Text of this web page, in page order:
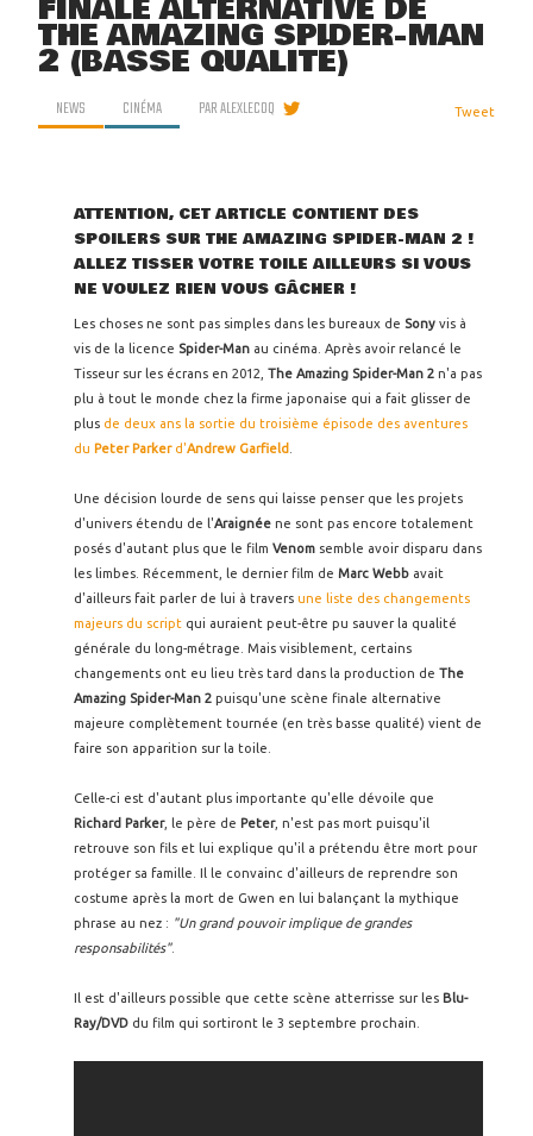
FINALE ALTERNATIVE DE
THE AMAZING SPIDER-MAN
2 (BASSE QUALITÉ)
NEWS CINÉMA PARALEXLECOQ Tweet
ATTENTION, CET ARTICLE CONTIENT DES
SPOILERS SUR THE AMAZING SPIDER-MAN 2 !
ALLEZ TISSER VOTRE TOILE AILLEURS SI VOUS
NE VOULEZ RIEN VOUS GÂCHER !
Les choses ne sont pas simples dans les bureaux de Sony vis à
vis de la licence Spider-Man au cinéma. Après avoir relancé le
Tisseur sur les écrans en 2012, The Amazing Spider-Man 2 n'a pas
plu à tout le monde chez la firme japonaise qui a fait glisser de
plus de deux ans la sortie du troisième épisode des aventures
du Peter Parker d'Andrew Garfield
Une décision lourde de sens qui laisse penser que les projets
d'univers étendu de l'Araignée ne sont pas encore totalement
posés d'autant plus que le film Venom semble avoir disparu dans
les limbes. Récemment, le dernier film de Marc Webb avait
d'ailleurs fait parler de lui à travers une liste des changements
majeurs du script qui auraient peut-être pu sauver la qualité
générale du long-métrage. Mais visiblement, certains
changements ont eu lieu très tard dans la production de The
Amazing Spider-Man 2 puisqu'une scène finale alternative
majeure complètement tournée (en très basse qualité) vient de
faire son apparition sur la toile.
Celle-ci est d'autant plus importante qu'elle dévoile que
Richard Parker, le père de Peter, n'est pas mort puisqu'il
retrouve son fils et lui explique qu'il a prétendu être mort pour
protéger sa famille. Il le convainc d'ailleurs de reprendre son
costume après la mort de Gwen en lui balançant la mythique
phrase au nez : "Un grand pouvoir implique de grandes
responsabilités".
Il est d'ailleurs possible que cette scène atterrisse sur les Blu-
Ray/DVD du film qui sortiront le 3 septembre prochain.